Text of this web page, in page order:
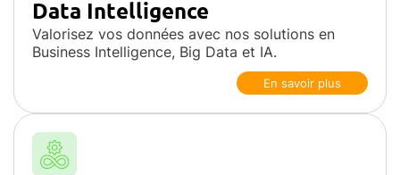
Data Intelligence
Valorisez vos données avec nos solutions en
Business Intelligence, Big Data et IA.
En savoir plus